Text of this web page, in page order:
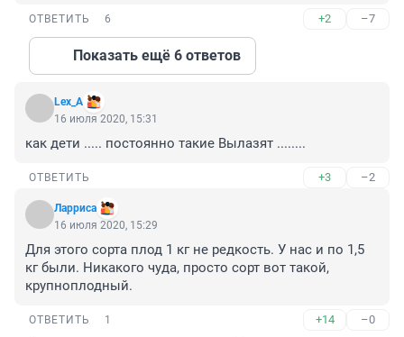
ОТВЕТИТЬ 6 +2 –7
Показать ещё 6 ответов
Lex_A
16 июля 2020, 15:31
как дети ..... постоянно такие Вылазят ........
ОТВЕТИТЬ +3 –2
Ларриса
16 июля 2020, 15:29
Для этого сорта плод 1 кг не редкость. У нас и по 1,5
кг были. Никакого чуда, просто сорт вот такой,
крупноплодный.
ОТВЕТИТЬ 1 +14 –0